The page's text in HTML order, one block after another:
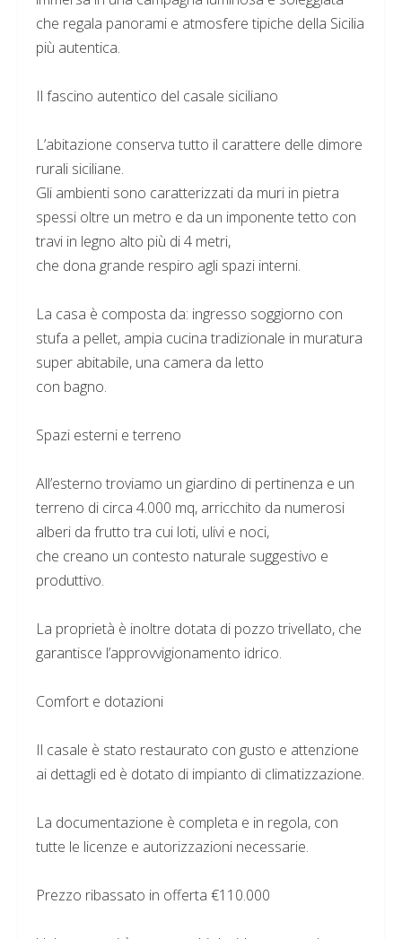
che regala panorami e atmosfere tipiche della Sicilia
più autentica.
Il fascino autentico del casale siciliano
L’abitazione conserva tutto il carattere delle dimore
rurali siciliane.
Gli ambienti sono caratterizzati da muri in pietra
spessi oltre un metro e da un imponente tetto con
travi in legno alto più di 4 metri,
che dona grande respiro agli spazi interni.
La casa è composta da: ingresso soggiorno con
stufa a pellet, ampia cucina tradizionale in muratura
super abitabile, una camera da letto
con bagno.
Spazi esterni e terreno
All’esterno troviamo un giardino di pertinenza e un
terreno di circa 4.000 mq, arricchito da numerosi
alberi da frutto tra cui loti, ulivi e noci,
che creano un contesto naturale suggestivo e
produttivo.
La proprietà è inoltre dotata di pozzo trivellato, che
garantisce l’approvvigionamento idrico.
Comfort e dotazioni
Il casale è stato restaurato con gusto e attenzione
ai dettagli ed è dotato di impianto di climatizzazione.
La documentazione è completa e in regola, con
tutte le licenze e autorizzazioni necessarie.
Prezzo ribassato in offerta €110.000